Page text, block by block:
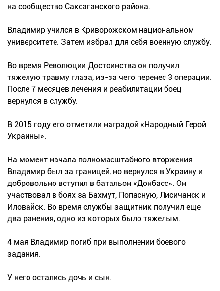
на сообщество Саксаганского района.
Владимир учился в Криворожском национальном
университете. Затем избрал для себя военную службу.
Во время Революции Достоинства он получил
тяжелую травму глаза, из-за чего перенес 3 операции.
После 7 месяцев лечения и реабилитации боец
вернулся в службу.
В 2015 году его отметили наградой «Народный Герой
Украины».
На момент начала полномасштабного вторжения
Владимир был за границей, но вернулся в Украину и
добровольно вступил в батальон «Донбасс». Он
участвовал в боях за Бахмут, Попасную, Лисичанск и
Иловайск. Во время службы защитник получил еще
два ранения, одно из которых было тяжелым.
4 мая Владимир погиб при выполнении боевого
задания.
У него остались дочь и сын.